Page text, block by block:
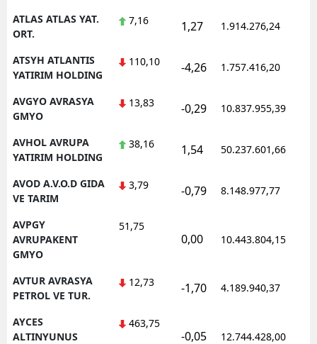
ATLAS ATLAS YAT.
ORT.
7,16 1,27 1.914.276,24
ATSYH ATLANTIS
YATIRIM HOLDING
110,10 -4,26 1.757.416,20
AVGYO AVRASYA
GMYO
13,83 -0,29 10.837.955,39
AVHOL AVRUPA
YATIRIM HOLDING
38,16 1,54 50.237.601,66
AVOD A.V.O.D GIDA
VE TARIM
3,79 -0,79 8.148.977,77
AVPGY
AVRUPAKENT
GMYO
51,75
0,00 10.443.804,15
AVTUR AVRASYA
PETROL VE TUR.
12,73 -1,70 4.189.940,37
AYCES
ALTINYUNUS
463,75
-0,05 12.744.428,00